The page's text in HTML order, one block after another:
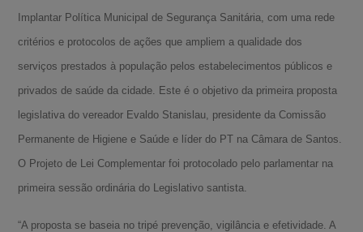
Implantar Política Municipal de Segurança Sanitária, com uma rede
critérios e protocolos de ações que ampliem a qualidade dos
serviços prestados à população pelos estabelecimentos públicos e
privados de saúde da cidade. Este é o objetivo da primeira proposta
legislativa do vereador Evaldo Stanislau, presidente da Comissão
Permanente de Higiene e Saúde e líder do PT na Câmara de Santos.
O Projeto de Lei Complementar foi protocolado pelo parlamentar na
primeira sessão ordinária do Legislativo santista.
“A proposta se baseia no tripé prevenção, vigilância e efetividade. A